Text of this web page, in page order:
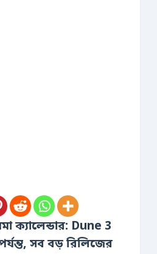
ক্যালেন্ডার: Dune 3
সব বড় রিলিজের